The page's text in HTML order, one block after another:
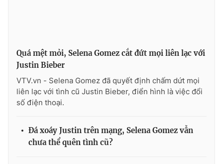
THỜI BÁO VTV
Theo dõi báo trên
Cơ quan chủ quản:
Đài Truyền hình Việt Nam
Cơ quan báo chí:Thời báo VTV
Quá mệt mỏi, Selena Gomez cắt đứt mọi liên lạc với
Justin Bieber
VTV.vn - Selena Gomez đã quyết định chấm dứt mọi
liên lạc với tình cũ Justin Bieber, điển hình là việc đổi
số điện thoại.
Đá xoáy Justin trên mạng, Selena Gomez vẫn
chưa thể quên tình cũ?